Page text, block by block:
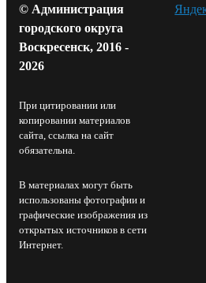
© Администрация
городского округа
Воскресенск, 2016 -
2026
При цитировании или
копировании материалов
сайта, ссылка на сайт
обязательна.
В материалах могут быть
использованы фотографии и
графические изображения из
открытых источников в сети
Интернет.